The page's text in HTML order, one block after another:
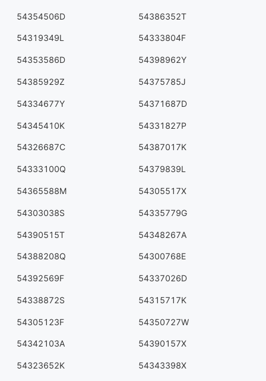
54354506D 54386352T
54319349L 54333804F
54353586D 54398962Y
54385929Z 54375785J
54334677Y 54371687D
54345410K 54331827P
54326687C 54387017K
54333100Q 54379839L
54365588M 54305517X
54303038S 54335779G
54390515T 54348267A
54388208Q 54300768E
54392569F 54337026D
54338872S 54315717K
54305123F 54350727W
54342103A 54390157X
54323652K 54343398X